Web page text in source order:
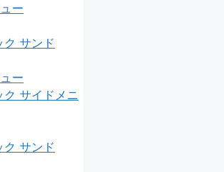
ー
ク サンド
ー
サイドメニ
ク サンド